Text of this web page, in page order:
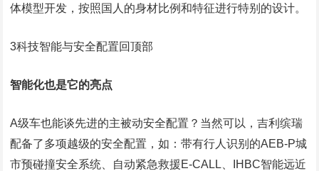
体模型开发，按照国人的身材比例和特征进行特别的设计。
3科技智能与安全配置回顶部
智能化也是它的亮点
A级车也能谈先进的主被动安全配置？当然可以，吉利缤瑞
配备了多项越级的安全配置，如：带有行人识别的AEB-P城
市预碰撞安全系统、自动紧急救援E-CALL、IHBC智能远近